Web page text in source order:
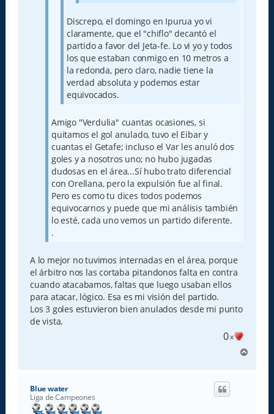
Discrepo, el domingo en Ipurua yo vi
claramente, que el "chiflo" decantó el
partido a favor del Jeta-fe. Lo vi yo y todos
los que estaban conmigo en 10 metros a
la redonda, pero claro, nadie tiene la
verdad absoluta y podemos estar
equivocados.
Amigo "Verdulia" cuantas ocasiones, si
quitamos el gol anulado, tuvo el Eibar y
cuantas el Getafe; incluso el Var les anuló dos
goles y a nosotros uno; no hubo jugadas
dudosas en el área...Sí hubo trato diferencial
con Orellana, pero la expulsión fue al final.
Pero es como tu dices todos podemos
equivocarnos y puede que mi análisis también
lo esté, cada uno vemos un partido diferente.
.
A lo mejor no tuvimos internadas en el área, porque
el árbitro nos las cortaba pitandonos falta en contra
cuando atacabamos, faltas que luego usaban ellos
para atacar, lógico. Esa es mi visión del partido.
Los 3 goles estuvieron bien anulados desde mi punto
de vista.
0x
r
Blue water
Liga de Campeones